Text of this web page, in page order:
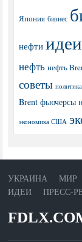
Япония бизнес
нефти
нефть нефть
советы
Brent фьючерсы
экономика США
УКРАИНА МИР
ИДЕИ
ПРЕСС-